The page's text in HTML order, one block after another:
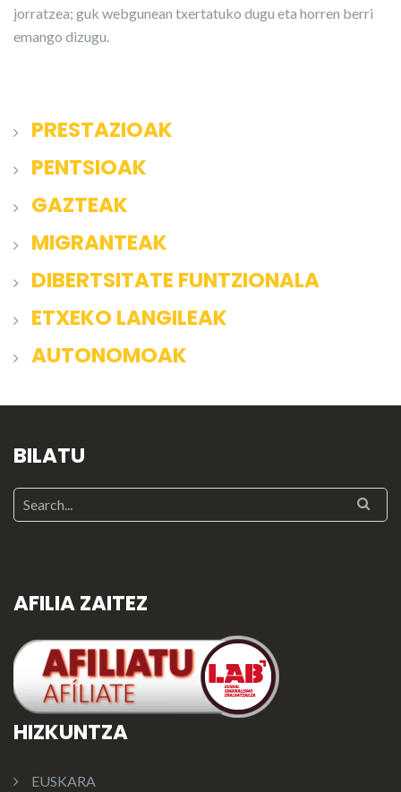
jorratzea; guk webgunean txertatuko dugu eta horren berri
emango dizugu.
PRESTAZIOAK
PENTSIOAK
GAZTEAK
MIGRANTEAK
DIBERTSITATE FUNTZIONALA
ETXEKO LANGILEAK
AUTONOMOAK
BILATU
AFILIA ZAITEZ
HIZKUNTZA
EUSKARA